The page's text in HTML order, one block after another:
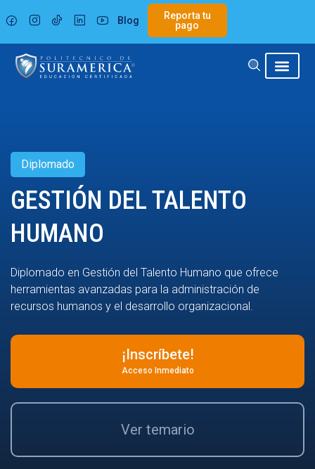
al
contenido
Blog
Reporta tu
pago
Diplomado
GESTIÓN DEL TALENTO
HUMANO
Diplomado en Gestión del Talento Humano que ofrece
herramientas avanzadas para la administración de
recursos humanos y el desarrollo organizacional.
¡Inscríbete!
Acceso Inmediato
Ver temario